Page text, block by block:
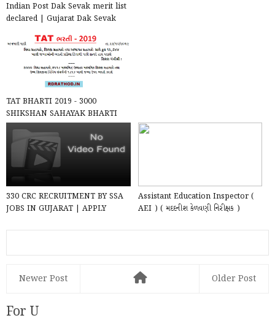
Indian Post Dak Sevak merit list
declared | Gujarat Dak Sevak
TAT BHARTI 2019 - 3000
SHIKSHAN SAHAYAK BHARTI
DECLARED | READ OFFICIAL
NOTIFICA...
330 CRC RECRUITMENT BY SSA
JOBS IN GUJARAT | APPLY
Assistant Education Inspector (
AEI ) ( મદદનીશ કેળવણી નિરીક્ષક )
Newer Post Older Post
For U